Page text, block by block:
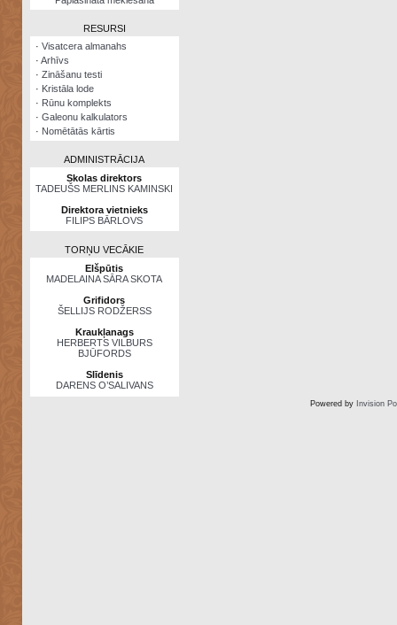
RESURSI
· Visatcera almanahs
· Arhīvs
· Zināšanu testi
· Kristāla lode
· Rūnu komplekts
· Galeonu kalkulators
· Nomētātās kārtis
ADMINISTRĀCIJA
Skolas direktors
TADEUŠS MERLINS KAMINSKI
Direktora vietnieks
FILIPS BĀRLOVS
TORŅU VECĀKIE
Elšpūtis
MADELAINA SĀRA SKOTA
Grifidors
ŠELLIJS RODŽERSS
Kraukļanags
HERBERTS VILBURS
BJŪFORDS
Slīdenis
DARENS O’SALIVANS
Powered by Invision